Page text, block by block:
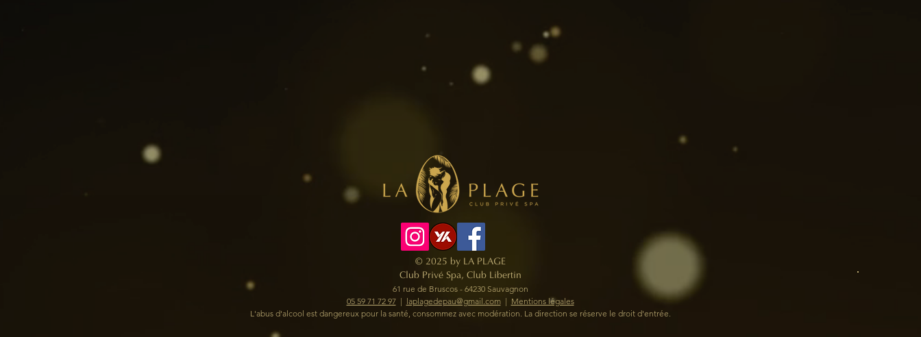
© 2025 by LA PLAGE
Club Privé Spa, Club Libertin
61 rue de Bruscos - 64230 Sauvagnon
05 59 71 72 97​ | laplagedepau@gmail.com| Mentions légales
L'abus d'alcool est dangereux pour la santé, consommez avec modération. La direction se réserve le droit d'entrée.